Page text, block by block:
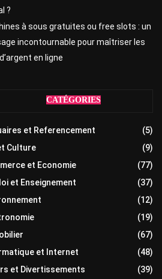
?
à sous gratuites ou free slots : un
incontournable pour maîtriser les
en ligne
CATÉGORIES
et Referencement
(5)
Culture
(9)
et Economie
(77)
et Enseignement
(37)
(12)
(19)
(67)
et Internet
(48)
et Divertissements
(39)